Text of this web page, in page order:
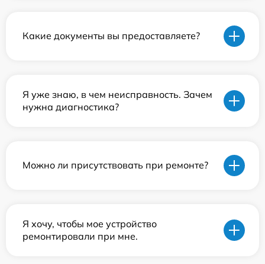
Какие документы вы предоставляете?
Я уже знаю, в чем неисправность. Зачем
нужна диагностика?
Можно ли присутствовать при ремонте?
Я хочу, чтобы мое устройство
ремонтировали при мне.